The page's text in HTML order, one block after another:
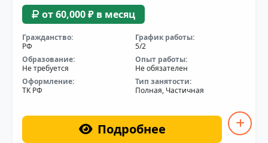
от 60,000 ₽ в месяц
Гражданство:
РФ
График работы:
5/2
Образование:
Не требуется
Опыт работы:
Не обязателен
Оформление:
ТК РФ
Тип занятости:
Полная, Частичная
Подробнее